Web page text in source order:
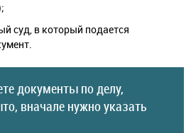
суд, в который подается
документы по делу,
вначале нужно указать